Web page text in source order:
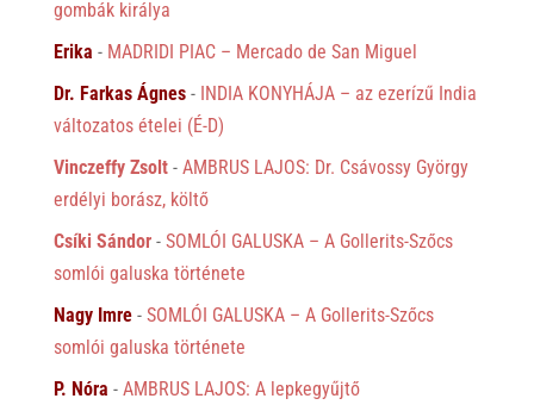
gombák királya
Erika - MADRIDI PIAC – Mercado de San Miguel
Dr. Farkas Ágnes- INDIA KONYHÁJA – az ezerízű India
változatos ételei (É-D)
Vinczeffy Zsolt- AMBRUS LAJOS: Dr. Csávossy György
erdélyi borász, költő
Csíki Sándor- SOMLÓI GALUSKA – A Gollerits-Szőcs
somlói galuska története
Nagy Imre- SOMLÓI GALUSKA – A Gollerits-Szőcs
somlói galuska története
P. Nóra - AMBRUS LAJOS: A lepkegyűjtő